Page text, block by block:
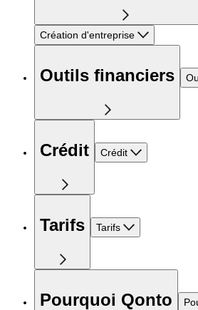
Création d'entreprise
Outils financiers
Crédit Crédit
Tarifs Tarifs
Pourquoi Qonto